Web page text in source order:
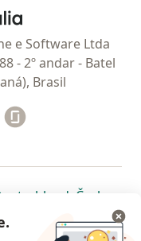
- Homepage
e Software Ltda
- 2º andar - Batel
Brasil
separador
novo separador
Linkedin
abre num novo
novo separador
num novoabre num
Česko
separador
novo separador
abre num novoabre num
abre
num novo